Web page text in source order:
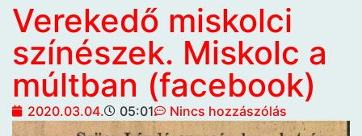
Verekedő miskolci
színészek. Miskolc a
múltban (facebook)
2020.03.04. 05:01 Nincs hozzászólás